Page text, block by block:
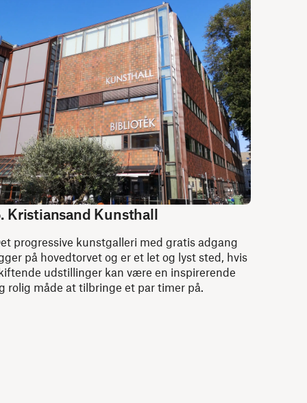
Kristiansand Kunsthall
progressive kunstgalleri med gratis adgang
på hovedtorvet og er et let og lyst sted, hvis
udstillinger kan være en inspirerende
rolig måde at tilbringe et par timer på.